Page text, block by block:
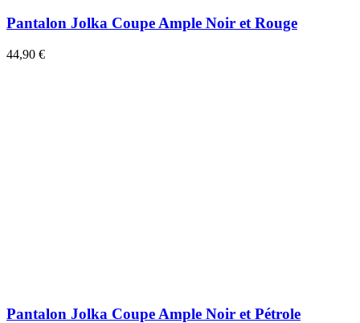
Pantalon Jolka Coupe Ample Noir et Rouge
44,90 €
Pantalon Jolka Coupe Ample Noir et Pétrole